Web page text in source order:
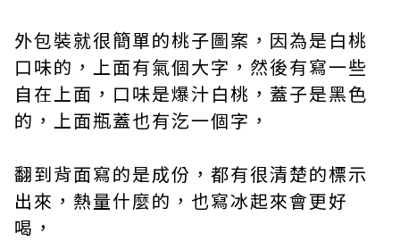
外包裝就很簡單的桃子圖案，因為是白桃
口味的，上面有氣個大字，然後有寫一些
自在上面，口味是爆汁白桃，蓋子是黑色
的，上面瓶蓋也有汔一個字，
翻到背面寫的是成份，都有很清楚的標示
出來，熱量什麼的，也寫冰起來會更好
喝，